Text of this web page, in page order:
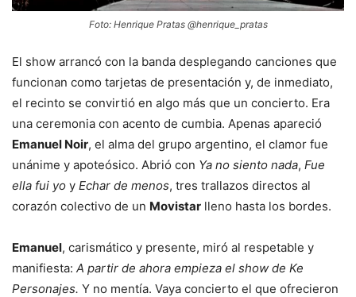
Foto: Henrique Pratas @henrique_pratas
El show arrancó con la banda desplegando canciones que
funcionan como tarjetas de presentación y, de inmediato,
el recinto se convirtió en algo más que un concierto. Era
una ceremonia con acento de cumbia. Apenas apareció
Emanuel Noir, el alma del grupo argentino, el clamor fue
unánime y apoteósico. Abrió con Ya no siento nada, Fue
ella fui yo y Echar de menos, tres trallazos directos al
corazón colectivo de un Movistar lleno hasta los bordes.
Emanuel, carismático y presente, miró al respetable y
manifiesta: A partir de ahora empieza el show de Ke
Personajes. Y no mentía. Vaya concierto el que ofrecieron